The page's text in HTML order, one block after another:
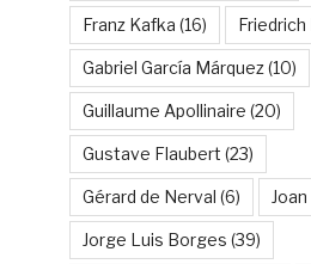
Franz Kafka (16)
Gabriel García Márquez(10)
Guillaume Apollinaire (20)
Gustave Flaubert (23)
Gérard de Nerval (6)
Jorge Luis Borges (39)